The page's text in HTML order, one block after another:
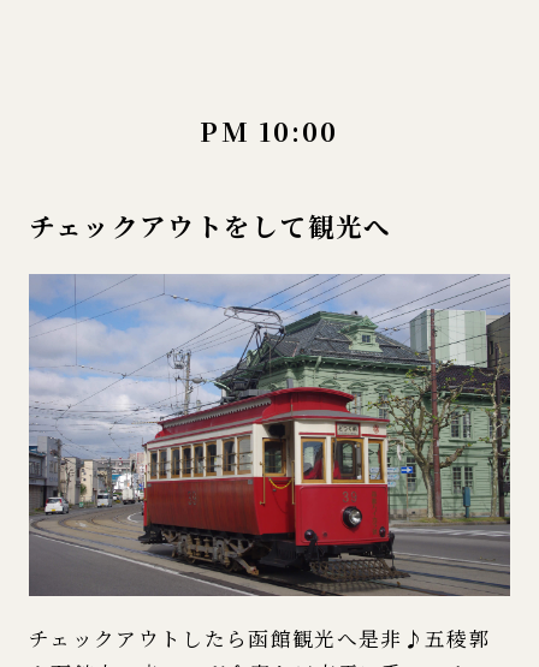
PM 10:00
チェックアウトをして観光へ
チェックアウトしたら函館観光へ是非♪五稜郭